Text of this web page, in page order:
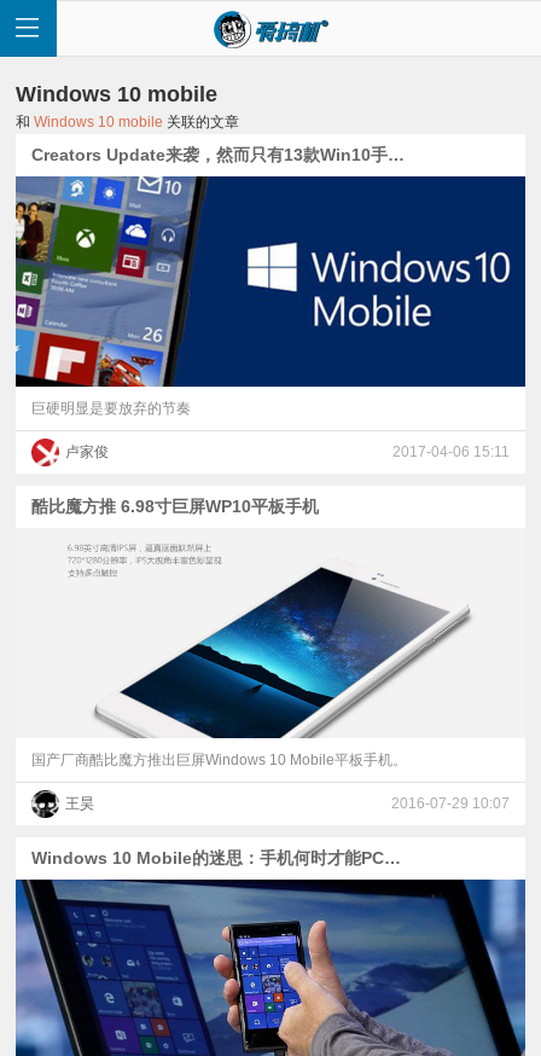
首
页
快
讯
评
测
普
验
题
Windows 10 mobile
和Windows 10 mobile 关联的文章
Creators Update来袭，然而只有13款Win10手机可以更新
巨硬明显是要放弃的节奏
卢家俊 2017-04-06 15:11
酷比魔方推 6.98寸巨屏WP10平板手机
国产厂商酷比魔方推出巨屏Windows 10 Mobile平板手机。
王昊 2016-07-29 10:07
Windows 10 Mobile的迷思：手机何时才能PC化？